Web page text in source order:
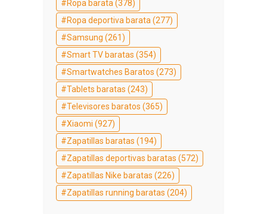
Ropa barata (378)
Ropa deportiva barata (277)
Samsung (261)
Smart TV baratas (354)
Smartwatches Baratos (273)
Tablets baratas (243)
Televisores baratos (365)
Xiaomi (927)
Zapatillas baratas (194)
Zapatillas deportivas baratas (572)
Zapatillas Nike baratas (226)
Zapatillas running baratas (204)